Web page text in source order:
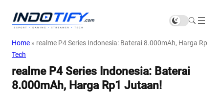
Home » realme P4 Series Indonesia: Baterai 8.000mAh, Harga Rp1
Tech
realme P4 Series Indonesia: Baterai
8.000mAh, Harga Rp1 Jutaan!